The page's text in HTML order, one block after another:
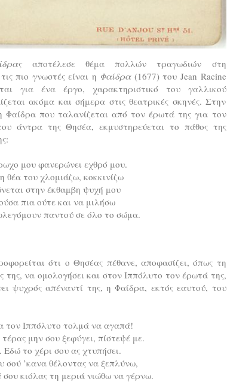
αποτέλεσε θέμα πολλών τραγωδιών στη
πιο γνωστές είναι η Φαίδρα(1677) του Jean Racine
για ένα έργο, χαρακτηριστικό του γαλλικού
ακόμα και σήμερα στις θεατρικές σκηνές. Στην
Φαίδρα που ταλανίζεται από τον έρωτά της για τον
άντρα της Θησέα, εκμυστηρεύεται το πάθος της
μου φανερώνει εχθρό μου.
θέα του χλομιάζω, κοκκινίζω
στην έκθαμβη ψυχή μου
πια ούτε και να μιλήσω
παντού σε όλο το σώμα.
ότι ο Θησέας πέθανε, αποφασίζει, όπως τη
της, να ομολογήσει και στον Ιππόλυτο τον έρωτά της,
ψυχρός απέναντί της, η Φαίδρα, εκτός εαυτού, του
τον Ιππόλυτο τολμά να αγαπά!
μην σου ξεφύγει, πίστεψέ με.
το χέρι σου ας χτυπήσει.
σού ’κανα θέλοντας να ξεπλύνω,
κιόλας τη μεριά νιώθω να γέρνω.